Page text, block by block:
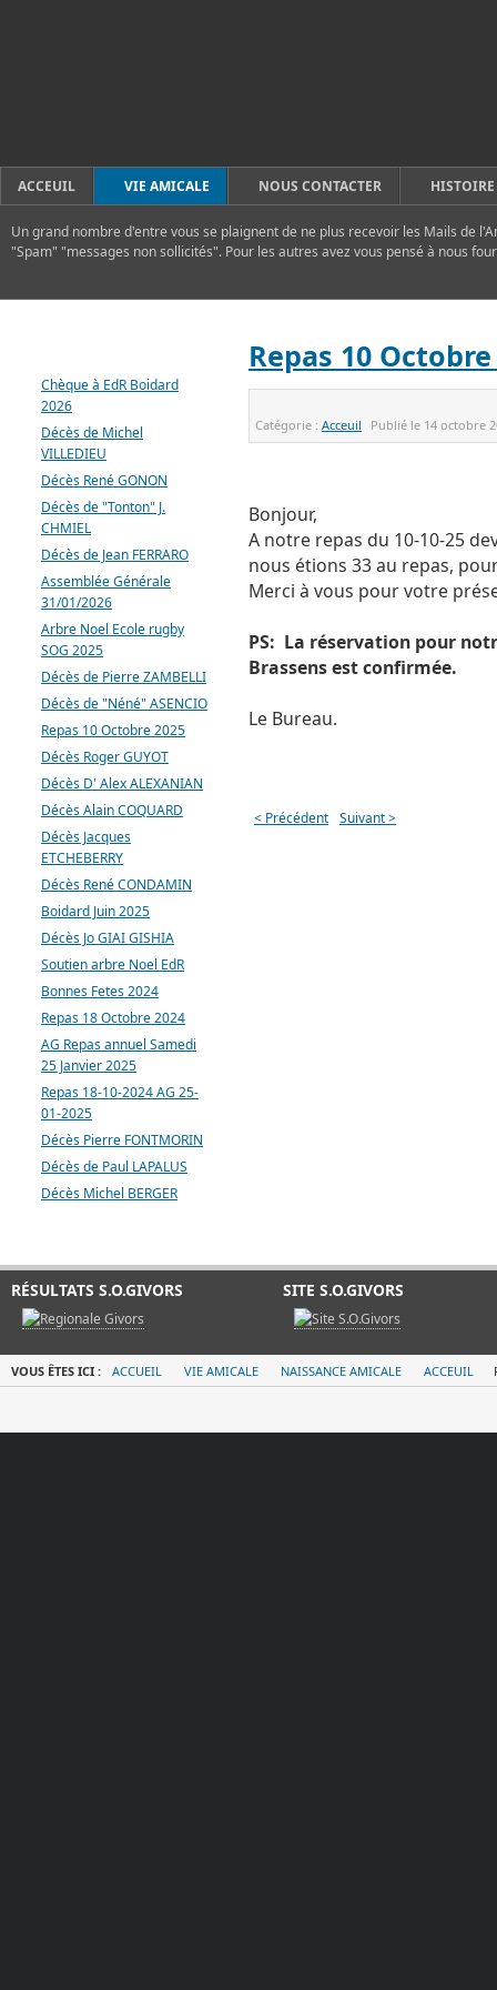
ACCEUIL VIE AMICALE NOUS CONTACTER
Un grand nombre d'entre vous se plaignent de ne plus recevoir les Mails de
"Spam" "messages non sollicités". Pour les autres avez vous pensé à nous
Repas 10 Octobre
Catégorie :Acceuil Publié le 14 octobre
Bonjour,
A notre repas du 10-10-25
nous étions 33 au repas,
Merci à vous pour votre
PS: La réservation pour
Brassens est confirmée.
Le Bureau.
< Précédent Suivant >
Chèque à EdR Boidard
2026
Décès de Michel
VILLEDIEU
Décès René GONON
Décès de "Tonton" J.
CHMIEL
Décès de Jean FERRARO
Assemblée Générale
31/01/2026
Arbre Noel Ecole rugby
SOG 2025
Décès de Pierre ZAMBELLI
Décès de "Néné" ASENCIO
Repas 10 Octobre 2025
Décès Roger GUYOT
Décès D' Alex ALEXANIAN
Décès Alain COQUARD
Décès Jacques
ETCHEBERRY
Décès René CONDAMIN
Boidard Juin 2025
Décès Jo GIAI GISHIA
Soutien arbre Noel EdR
Bonnes Fetes 2024
Repas 18 Octobre 2024
AG Repas annuel Samedi
25 Janvier 2025
Repas 18-10-2024 AG 25-
01-2025
Décès Pierre FONTMORIN
Décès de Paul LAPALUS
Décès Michel BERGER
RÉSULTATS S.O.GIVORS SITE S.O.GIVORS
VOUS ÊTES ICI : ACCUEIL VIE AMICALE NAISSANCE AMICALE ACCEUIL